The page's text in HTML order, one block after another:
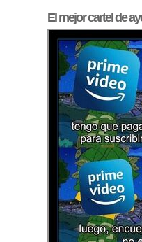
El mejorcartel de